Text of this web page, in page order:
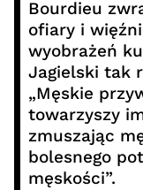
Bourdieu
ofiary i
wyobrażeń
Jagielski tak
„Męskie
towarzyszy
zmuszając
bolesnego
męskości”.